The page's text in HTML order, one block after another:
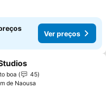
Ver preços
aos favoritos
boa
45
de Naousa